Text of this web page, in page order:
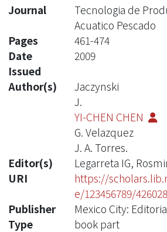
Journal
Tecnologia de
Acuatico Pescado
Pages
461-474
Date
Issued
2009
Author(s)
Jaczynski
J.
YI-CHEN CHEN
G. Velazquez
J. A. Torres.
Editor(s)
Legarreta IG,
URI
https://
e/123456789/426028
Publisher
Mexico City:
Type
book part